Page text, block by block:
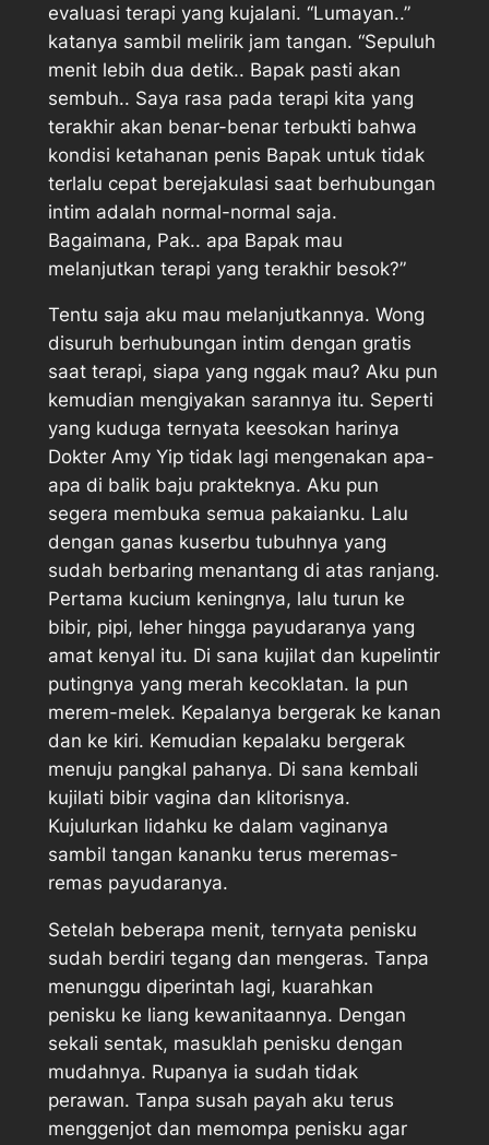
evaluasi terapi yang kujalani. “Lumayan..”
katanya sambil melirik jam tangan. “Sepuluh
menit lebih dua detik.. Bapak pasti akan
sembuh.. Saya rasa pada terapi kita yang
terakhir akan benar-benar terbukti bahwa
kondisi ketahanan penis Bapak untuk tidak
terlalu cepat berejakulasi saat berhubungan
intim adalah normal-normal saja.
Bagaimana, Pak.. apa Bapak mau
melanjutkan terapi yang terakhir besok?”
Tentu saja aku mau melanjutkannya. Wong
disuruh berhubungan intim dengan gratis
saat terapi, siapa yang nggak mau? Aku pun
kemudian mengiyakan sarannya itu. Seperti
yang kuduga ternyata keesokan harinya
Dokter Amy Yip tidak lagi mengenakan apa-
apa di balik baju prakteknya. Aku pun
segera membuka semua pakaianku. Lalu
dengan ganas kuserbu tubuhnya yang
sudah berbaring menantang di atas ranjang.
Pertama kucium keningnya, lalu turun ke
bibir, pipi, leher hingga payudaranya yang
amat kenyal itu. Di sana kujilat dan kupelintir
putingnya yang merah kecoklatan. Ia pun
merem-melek. Kepalanya bergerak ke kanan
dan ke kiri. Kemudian kepalaku bergerak
menuju pangkal pahanya. Di sana kembali
kujilati bibir vagina dan klitorisnya.
Kujulurkan lidahku ke dalam vaginanya
sambil tangan kananku terus meremas-
remas payudaranya.
Setelah beberapa menit, ternyata penisku
sudah berdiri tegang dan mengeras. Tanpa
menunggu diperintah lagi, kuarahkan
penisku ke liang kewanitaannya. Dengan
sekali sentak, masuklah penisku dengan
mudahnya. Rupanya ia sudah tidak
perawan. Tanpa susah payah aku terus
menggenjot dan memompa penisku agar